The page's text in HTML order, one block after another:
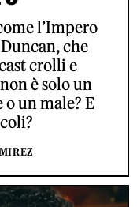
l’Impero
che
crolli e
è solo un
un male? E